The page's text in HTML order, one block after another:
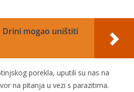
Drini mogao uništiti
porekla, uputili su nas na
na pitanja u vezi s parazitima.